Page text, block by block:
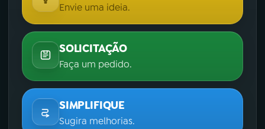
Envie uma ideia.
SOLICITAÇÃO
Faça um pedido.
SIMPLIFIQUE
Sugira melhorias.